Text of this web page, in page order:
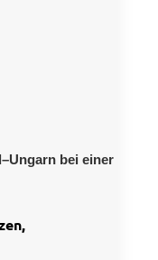
bei einer
,